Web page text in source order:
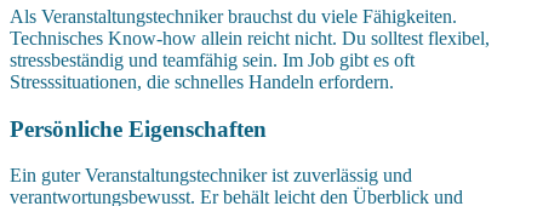
Als Veranstaltungstechniker brauchst du viele Fähigkeiten.
Technisches Know-how allein reicht nicht. Du solltest flexibel,
stressbeständig und teamfähig sein. Im Job gibt es oft
Stresssituationen, die schnelles Handeln erfordern.
Persönliche Eigenschaften
Ein guter Veranstaltungstechniker ist zuverlässig und
verantwortungsbewusst. Er behält leicht den Überblick und